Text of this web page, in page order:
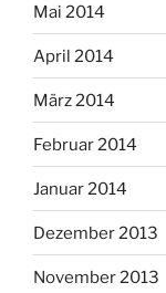
Mai 2014
April 2014
März 2014
Februar 2014
Januar 2014
Dezember 2013
November 2013